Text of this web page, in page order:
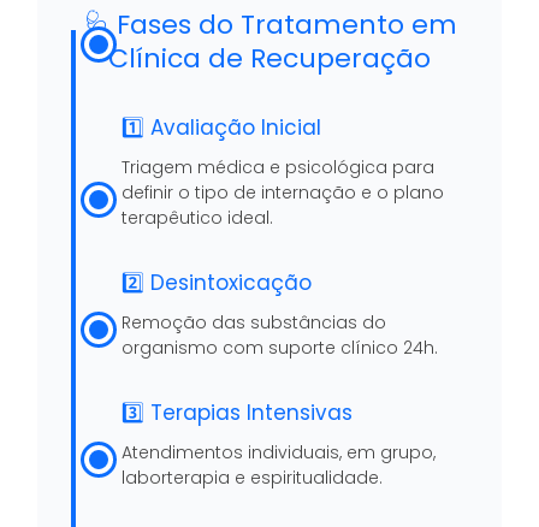
🩺 Fases do Tratamento em
Clínica de Recuperação
1️⃣ Avaliação Inicial
Triagem médica e psicológica para
definir o tipo de internação e o plano
terapêutico ideal.
2️⃣ Desintoxicação
Remoção das substâncias do
organismo com suporte clínico 24h.
3️⃣ Terapias Intensivas
Atendimentos individuais, em grupo,
laborterapia e espiritualidade.